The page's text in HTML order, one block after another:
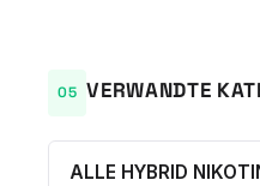
VERWANDTE
ALLE HYBRID